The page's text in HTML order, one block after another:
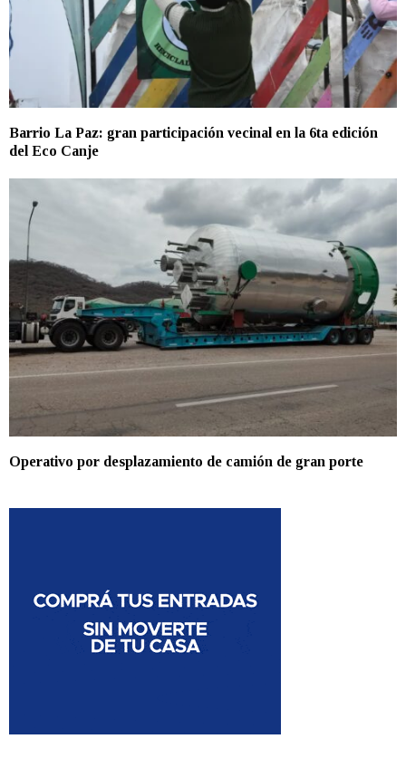
Barrio La Paz: gran participación vecinal en la 6ta edición
del Eco Canje
Operativo por desplazamiento de camión de gran porte